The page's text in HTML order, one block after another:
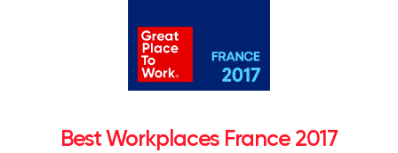
Best Workplaces France 2017